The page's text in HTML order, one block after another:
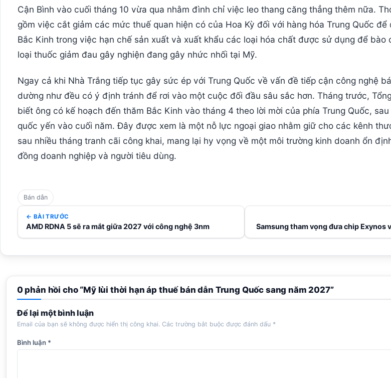
Cận Bình vào cuối tháng 10 vừa qua nhằm đình chỉ việc leo thang căng thẳng thêm nữa.
gồm việc cắt giảm các mức thuế quan hiện có của Hoa Kỳ đối với hàng hóa Trung Quốc
Bắc Kinh trong việc hạn chế sản xuất và xuất khẩu các loại hóa chất được sử dụng để bào
loại thuốc giảm đau gây nghiện đang gây nhức nhối tại Mỹ.
Ngay cả khi Nhà Trắng tiếp tục gây sức ép với Trung Quốc về vấn đề tiếp cận công nghệ
dường như đều có ý định tránh để rơi vào một cuộc đối đầu sâu sắc hơn. Tháng trước,
biết ông có kế hoạch đến thăm Bắc Kinh vào tháng 4 theo lời mời của phía Trung Quốc,
quốc yến vào cuối năm. Đây được xem là một nỗ lực ngoại giao nhằm giữ cho các kênh
sau nhiều tháng tranh cãi công khai, mang lại hy vọng về một môi trường kinh doanh ổn
đồng doanh nghiệp và người tiêu dùng.
Bán dẫn
← BÀI TRƯỚC
AMD RDNA 5 sẽ ra mắt giữa 2027 với công nghệ 3nm Samsung tham vọng đưa chip Exynos
0 phản hồi cho “Mỹ lùi thời hạn áp thuế bán dẫn Trung Quốc sang năm 2027”
Để lại một bình luận
Email của bạn sẽ không được hiển thị công khai. Các trường bắt buộc được đánh dấu *
Bình luận *